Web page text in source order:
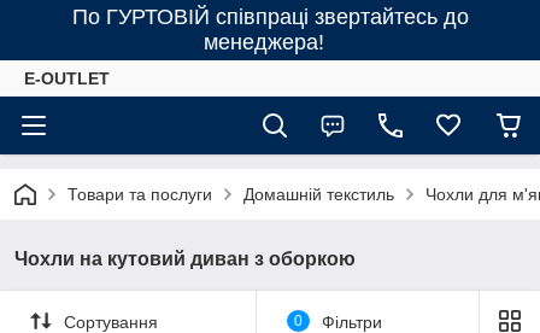
По ГУРТОВІЙ співпраці звертайтесь до
менеджера!
E-OUTLET
Товари та послуги Домашній текстиль Чохли для
Чохли на кутовий диван з оборкою
Сортування 0 Фільтри